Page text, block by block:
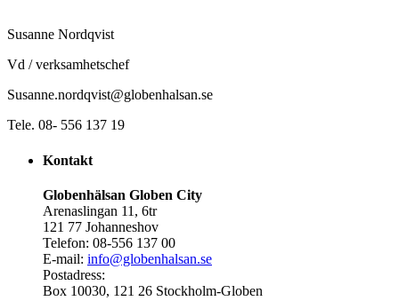
Susanne Nordqvist
Vd / verksamhetschef
Susanne.nordqvist@globenhalsan.se
Tele. 08- 556 137 19
Kontakt
Globenhälsan Globen City
Arenaslingan 11, 6tr
121 77 Johanneshov
Telefon: 08-556 137 00
E-mail: info@globenhalsan.se
Postadress:
Box 10030, 121 26 Stockholm-Globen